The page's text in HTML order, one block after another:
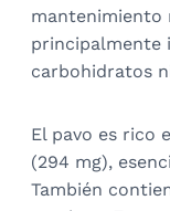
mantenimiento
principalmente
carbohidratos
El pavo es rico
(294 mg),
También